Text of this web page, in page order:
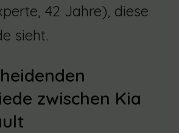
42 Jahre), diese
sieht.
zwischen Kia